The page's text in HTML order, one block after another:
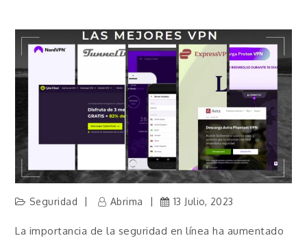
Seguridad Abrima 13 Julio, 2023
La importancia de la seguridad en línea ha aumentado